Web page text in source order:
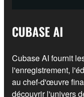
CUBASE AI
Cubase AI fournit
l'enregistrement,
au chef-d'œuvre
découvrir l'univers